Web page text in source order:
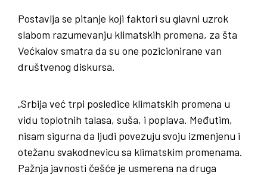
Postavlja se pitanje koji faktori su glavni uzrok
slabom razumevanju klimatskih promena, za šta
Većkalov smatra da su one pozicionirane van
društvenog diskursa.
„Srbija već trpi posledice klimatskih promena u
vidu toplotnih talasa, suša, i poplava. Međutim,
nisam sigurna da ljudi povezuju svoju izmenjenu i
otežanu svakodnevicu sa klimatskim promenama.
Pažnja javnosti češće je usmerena na druga